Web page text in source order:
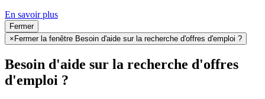
En savoir plus
Fermer
× Fermer la fenêtre Besoin d'aide sur la recherche d'offres d'emploi ?
Besoin d'aide sur la recherche d'offres
d'emploi ?